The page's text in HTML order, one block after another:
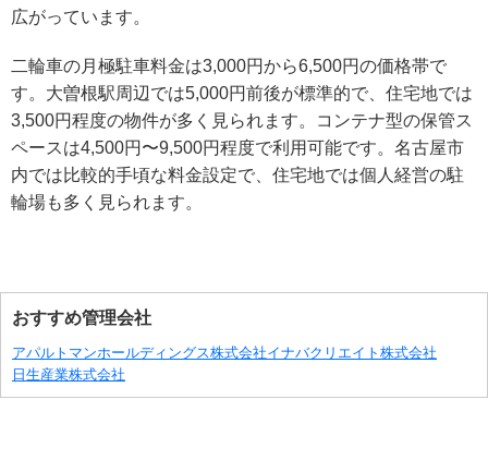
広がっています。
二輪車の月極駐車料金は3,000円から6,500円の価格帯で
す。大曽根駅周辺では5,000円前後が標準的で、住宅地では
3,500円程度の物件が多く見られます。コンテナ型の保管ス
ペースは4,500円〜9,500円程度で利用可能です。名古屋市
内では比較的手頃な料金設定で、住宅地では個人経営の駐
輪場も多く見られます。
おすすめ管理会社
アパルトマンホールディングス株式会社イナバクリエイト株式会社
日生産業株式会社